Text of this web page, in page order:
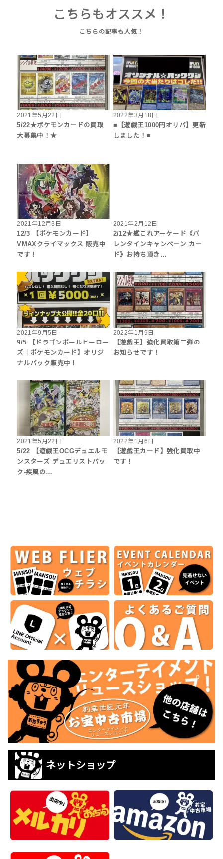
こちらもオススメ！
2021年5月22日
5/22★ポケモンカードの買取
大募集中！★
2022年3月18日
■【遊戯王1000円オリパ】更新
しました！■
2021年12月3日
12/3 【ポケモンカード】
VMAXクライマックス 販売中
です！
2021年2月12日
2/12★艦これアーケード《バ
レンタインキャンペーン カー
ド》お持ち頂き…
2021年9月5日
9/5 【ドラゴンボールヒーロー
ズ｜ポケモンカード】オリジ
ナルパック販売中！
2022年1月9日
【遊戯王】強化買取第二弾の
お知らせです！
2021年5月22日
5/22 【遊戯王OCGデュエルモ
ンスターズ デュエリストパッ
ク-疾風の…
2022年1月6日
【遊戯王カード】強化買取中
です！
ネットショップ